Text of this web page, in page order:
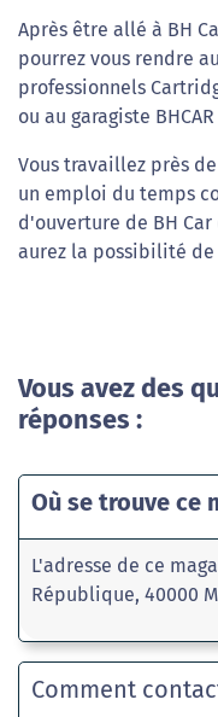
Après être allé à BH
pourrez vous rendre
professionnels
ou au garagiste
Vous travaillez près
un emploi du temps
d'ouverture de BH
aurez la possibilité de
Vous avez des
réponses :
Où se trouve ce
L'adresse de ce
République, 40000
Comment